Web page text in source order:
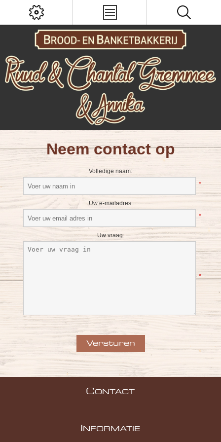
Neem contact op
Volledige naam:
*
Uw e-mailadres:
*
Uw vraag:
*
CONTACT
NFORMATIE